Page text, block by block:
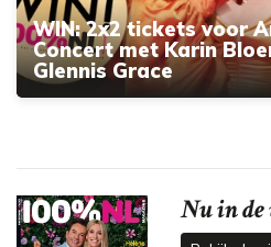
WIN: 2x2 tickets voor
Concert met Karin
Glennis Grace
Nu in